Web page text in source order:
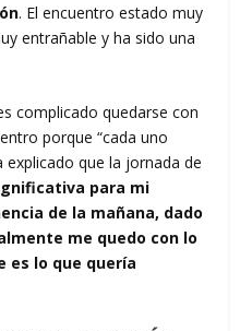
. El encuentro estado muy
entrañable y ha sido una
complicado quedarse con
porque “cada uno
explicado que la jornada de
para mi
de la mañana, dado
me quedo con lo
es lo que quería